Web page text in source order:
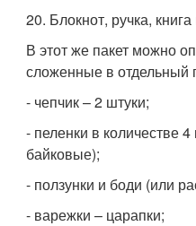
20. Блокнот, ручка,
В этот же пакет можно
сложенные в отдельный
- чепчик – 2 штуки;
- пеленки в количестве
байковые);
- ползунки и боди (или
- варежки – царапки;